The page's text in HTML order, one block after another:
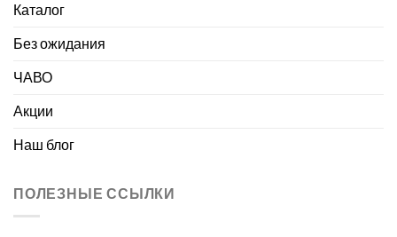
Каталог
Без ожидания
ЧАВО
Акции
Наш блог
ПОЛЕЗНЫЕ ССЫЛКИ